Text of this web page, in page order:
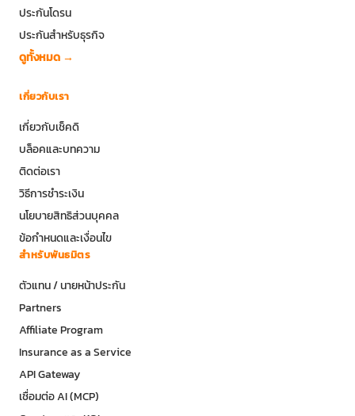
ประกันโดรน
ประกันสำหรับธุรกิจ
ดูทั้งหมด →
เกี่ยวกับเรา
เกี่ยวกับเช็คดิ
บล็อคและบทความ
ติดต่อเรา
วิธีการชำระเงิน
นโยบายสิทธิส่วนบุคคล
ข้อกำหนดและเงื่อนไข
สำหรับพันธมิตร
ตัวแทน / นายหน้าประกัน
Partners
Affiliate Program
Insurance as a Service
API Gateway
เชื่อมต่อ AI (MCP)